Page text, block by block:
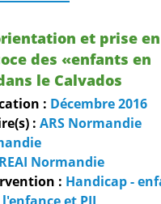
et prise en
des «enfants en
le Calvados
: Décembre2016
: ARS Normandie
Normandie
: Handicap -